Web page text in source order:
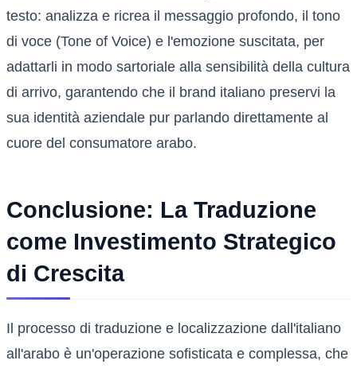
testo: analizza e ricrea il messaggio profondo, il tono
di voce (Tone of Voice) e l'emozione suscitata, per
adattarli in modo sartoriale alla sensibilità della cultura
di arrivo, garantendo che il brand italiano preservi la
sua identità aziendale pur parlando direttamente al
cuore del consumatore arabo.
Conclusione: La Traduzione
come Investimento Strategico
di Crescita
Il processo di traduzione e localizzazione dall'italiano
all'arabo è un'operazione sofisticata e complessa, che